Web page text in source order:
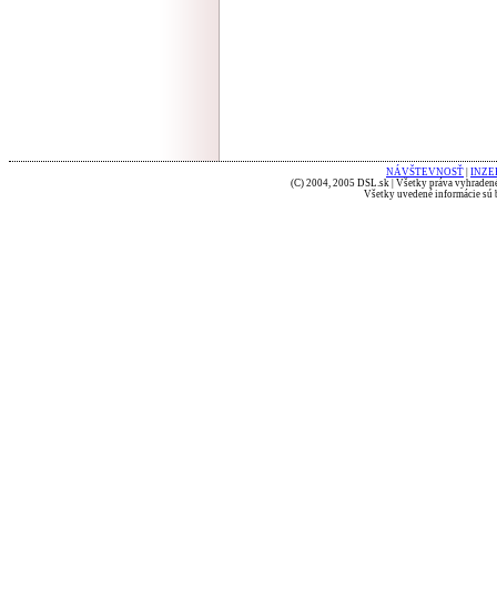
NÁVŠTEVNOSŤ
(C) 2004, 2005 DSL.sk | Všetky práva
Všetky uvedené informácie sú